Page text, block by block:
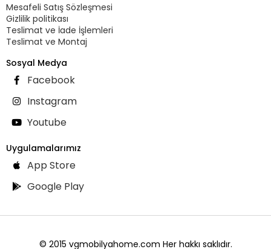
Mesafeli Satış Sözleşmesi
Gizlilik politikası
Teslimat ve İade İşlemleri
Teslimat ve Montaj
Sosyal Medya
Facebook
Instagram
Youtube
Uygulamalarımız
App Store
Google Play
© 2015 vgmobilyahome.com Her hakkı saklıdır.